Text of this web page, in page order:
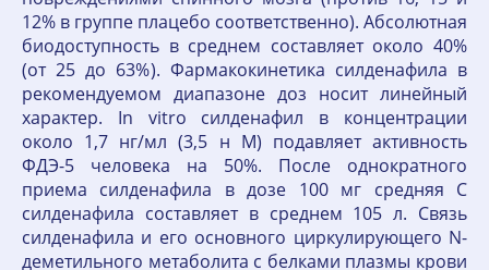
12% в группе плацебо соответственно). Абсолютная
биодоступность в среднем составляет около 40%
(от 25 до 63%). Фармакокинетика силденафила в
рекомендуемом диапазоне доз носит линейный
характер. In vitro силденафил в концентрации
около 1,7 нг/мл (3,5 н М) подавляет активность
ФДЭ-5 человека на 50%. После однократного
приема силденафила в дозе 100 мг средняя C
силденафила составляет в среднем 105 л. Связь
силденафила и его основного циркулирующего N-
деметильного метаболита с белками плазмы крови